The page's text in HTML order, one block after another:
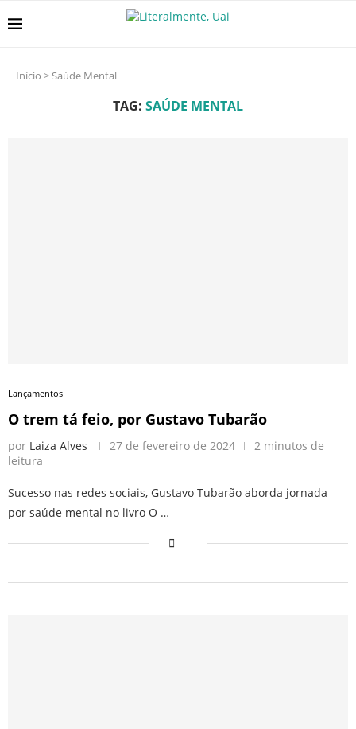
Início >Saúde Mental
TAG: SAÚDE MENTAL
Lançamentos
O trem tá feio, por Gustavo Tubarão
por Laiza Alves 27 de fevereiro de 2024
2 minutos de
leitura
Sucesso nas redes sociais, Gustavo Tubarão aborda jornada
por saúde mental no livro O …